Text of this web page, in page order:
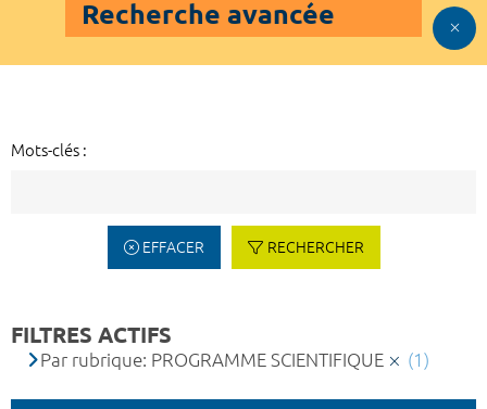
Recherche avancée
Mots-clés :
EFFACER RECHERCHER
FILTRES ACTIFS
Par rubrique: PROGRAMME SCIENTIFIQUE (1)